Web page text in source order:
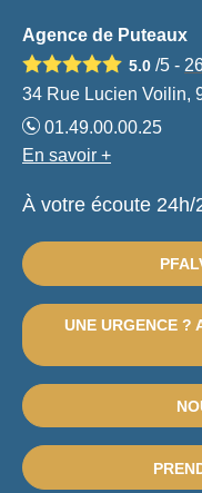
Agence de Puteaux
5.0 /5 -
34 Rue Lucien Voilin,
01.49.00.00.25
En savoir +
À votre écoute 24h/
UNE URGENCE ?